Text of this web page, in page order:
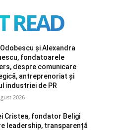
READ
și Alexandra
fondatoarele
despre comunicare
antreprenoriat și
industriei de PR
2026
Cristea, fondator Beligi
leadership, transparență